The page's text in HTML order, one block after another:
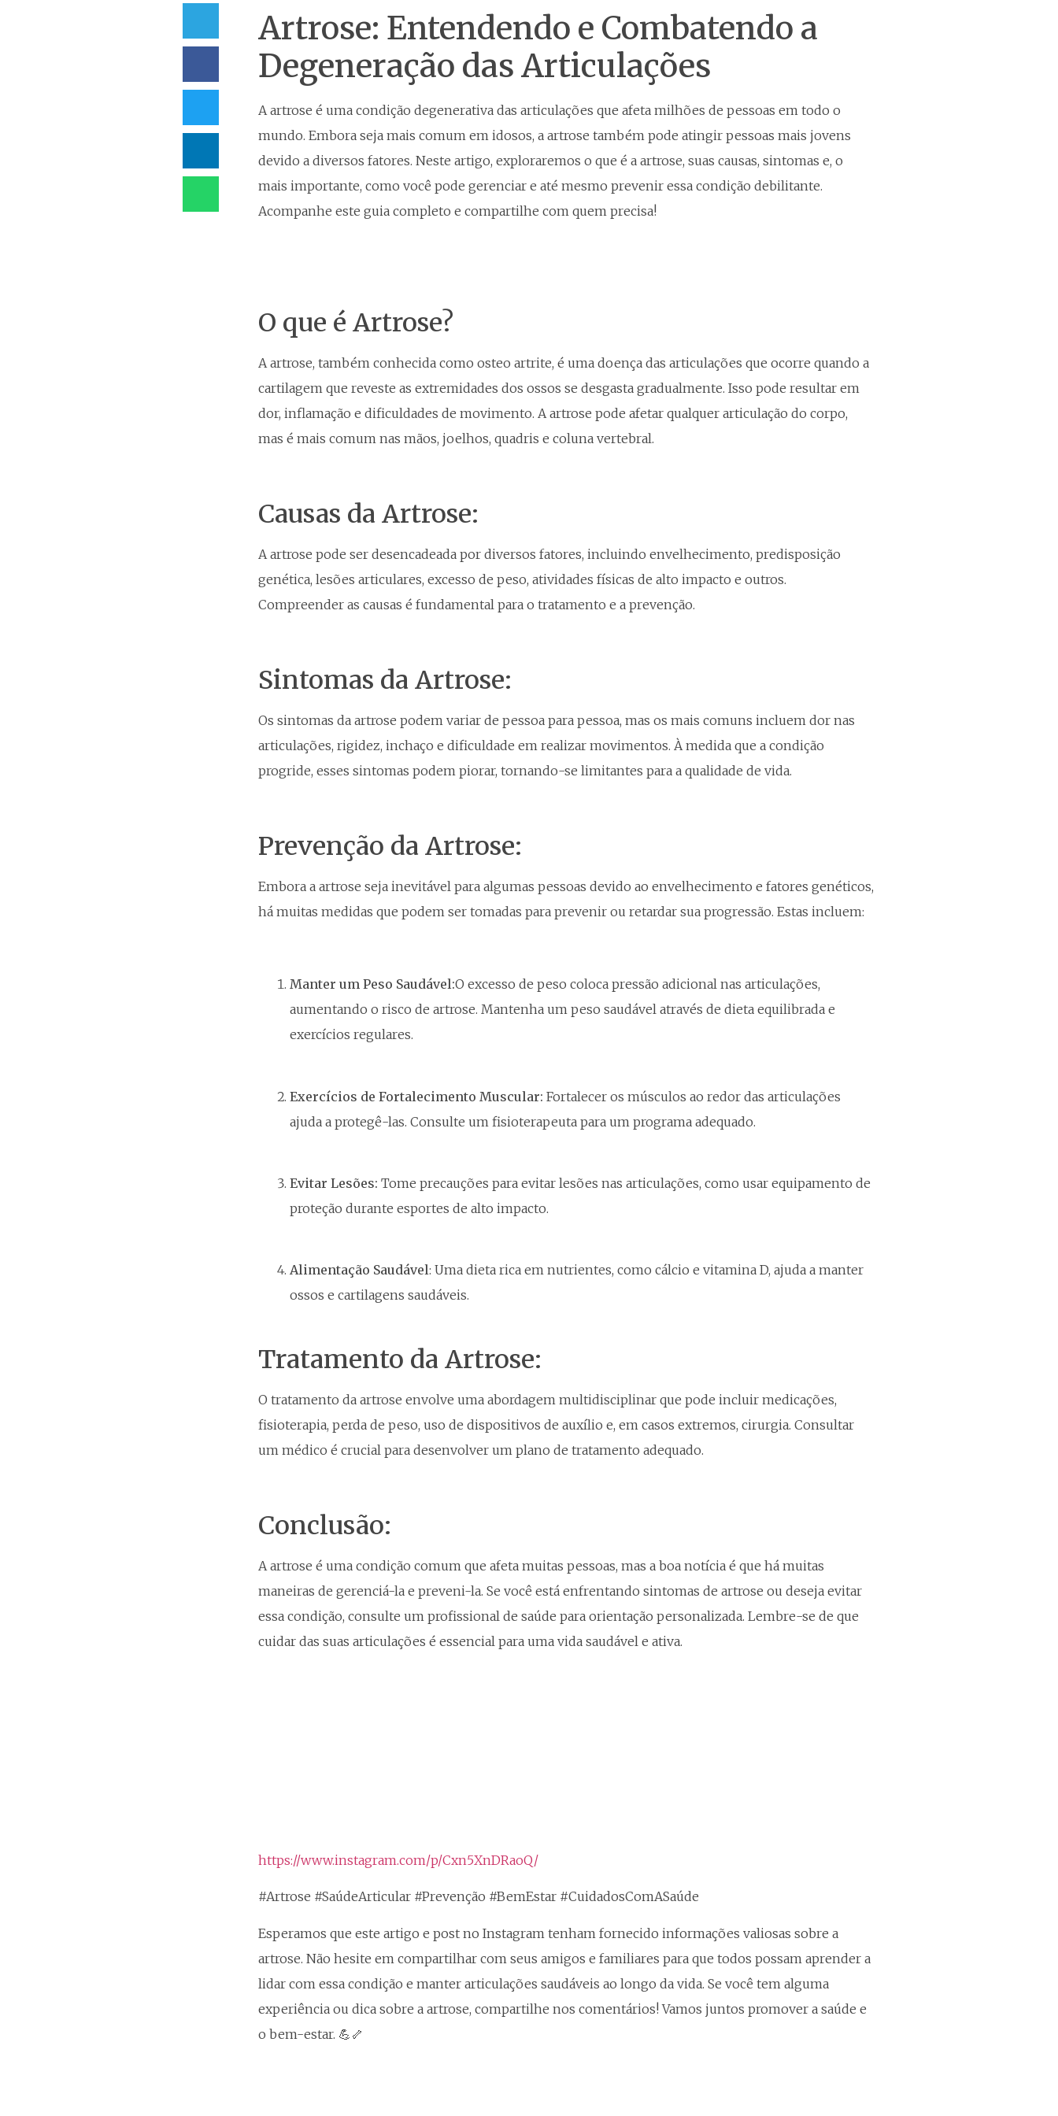
Artrose: Entendendo e Combatendo a
Degeneração das Articulações
A artrose é uma condição degenerativa das articulações que afeta milhões de pessoas em todo o
mundo. Embora seja mais comum em idosos, a artrose também pode atingir pessoas mais jovens
devido a diversos fatores. Neste artigo, exploraremos o que é a artrose, suas causas, sintomas e, o
mais importante, como você pode gerenciar e até mesmo prevenir essa condição debilitante.
Acompanhe este guia completo e compartilhe com quem precisa!
O que é Artrose?
A artrose, também conhecida como osteo artrite, é uma doença das articulações que ocorre quando a
cartilagem que reveste as extremidades dos ossos se desgasta gradualmente. Isso pode resultar em
dor, inflamação e dificuldades de movimento. A artrose pode afetar qualquer articulação do corpo,
mas é mais comum nas mãos, joelhos, quadris e coluna vertebral.
Causas da Artrose:
A artrose pode ser desencadeada por diversos fatores, incluindo envelhecimento, predisposição
genética, lesões articulares, excesso de peso, atividades físicas de alto impacto e outros.
Compreender as causas é fundamental para o tratamento e a prevenção.
Sintomas da Artrose:
Os sintomas da artrose podem variar de pessoa para pessoa, mas os mais comuns incluem dor nas
articulações, rigidez, inchaço e dificuldade em realizar movimentos. À medida que a condição
progride, esses sintomas podem piorar, tornando-se limitantes para a qualidade de vida.
Prevenção da Artrose:
Embora a artrose seja inevitável para algumas pessoas devido ao envelhecimento e fatores genéticos,
há muitas medidas que podem ser tomadas para prevenir ou retardar sua progressão. Estas incluem:
Manter um Peso Saudável:O excesso de peso coloca pressão adicional nas articulações,
aumentando o risco de artrose. Mantenha um peso saudável através de dieta equilibrada e
exercícios regulares.
Exercícios de Fortalecimento Muscular: Fortalecer os músculos ao redor das articulações
ajuda a protegê-las. Consulte um fisioterapeuta para um programa adequado.
Evitar Lesões: Tome precauções para evitar lesões nas articulações, como usar equipamento de
proteção durante esportes de alto impacto.
Alimentação Saudável: Uma dieta rica em nutrientes, como cálcio e vitamina D, ajuda a manter
ossos e cartilagens saudáveis.
Tratamento da Artrose:
O tratamento da artrose envolve uma abordagem multidisciplinar que pode incluir medicações,
fisioterapia, perda de peso, uso de dispositivos de auxílio e, em casos extremos, cirurgia. Consultar
um médico é crucial para desenvolver um plano de tratamento adequado.
Conclusão:
A artrose é uma condição comum que afeta muitas pessoas, mas a boa notícia é que há muitas
maneiras de gerenciá-la e preveni-la. Se você está enfrentando sintomas de artrose ou deseja evitar
essa condição, consulte um profissional de saúde para orientação personalizada. Lembre-se de que
cuidar das suas articulações é essencial para uma vida saudável e ativa.
https://www.instagram.com/p/Cxn5XnDRaoQ/
#Artrose #SaúdeArticular #Prevenção #BemEstar #CuidadosComASaúde
Esperamos que este artigo e post no Instagram tenham fornecido informações valiosas sobre a
artrose. Não hesite em compartilhar com seus amigos e familiares para que todos possam aprender a
lidar com essa condição e manter articulações saudáveis ao longo da vida. Se você tem alguma
experiência ou dica sobre a artrose, compartilhe nos comentários! Vamos juntos promover a saúde e
o bem-estar. 💪🦴